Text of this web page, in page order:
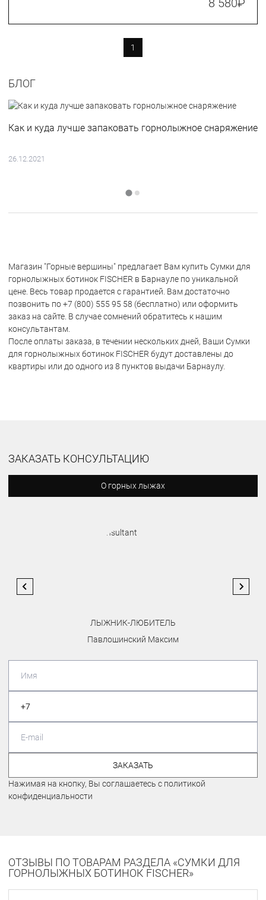
8 580₽
1
БЛОГ
Как и куда лучше запаковать горнолыжное снаряжение
26.12.2021
Магазин "Горные вершины" предлагает Вам купить Сумки для
горнолыжных ботинок FISCHER в Барнауле по уникальной
цене. Весь товар продается с гарантией. Вам достаточно
позвонить по +7 (800) 555 95 58 (бесплатно) или оформить
заказ на сайте. В случае сомнений обратитесь к нашим
консультантам.
После оплаты заказа, в течении нескольких дней, Ваши Сумки
для горнолыжных ботинок FISCHER будут доставлены до
квартиры или до одного из 8 пунктов выдачи Барнаулу.
ЗАКАЗАТЬ КОНСУЛЬТАЦИЮ
О горных лыжах
ЛЫЖНИК-ЛЮБИТЕЛЬ
Павлошинский Максим
ЗАКАЗАТЬ
Нажимая на кнопку, Вы соглашаетесь с политикой
конфиденциальности
ОТЗЫВЫ ПО ТОВАРАМ РАЗДЕЛА «СУМКИ ДЛЯ
ГОРНОЛЫЖНЫХ БОТИНОК FISCHER»